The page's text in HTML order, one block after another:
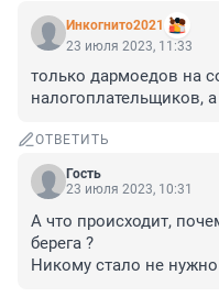
Инкогнито2021
23 июля 2023, 11:33
только дармоедов на
налогоплательщиков,
ОТВЕТИТЬ
Гость
23 июля 2023, 10:31
А что происходит,
берега ?
Никому стало не